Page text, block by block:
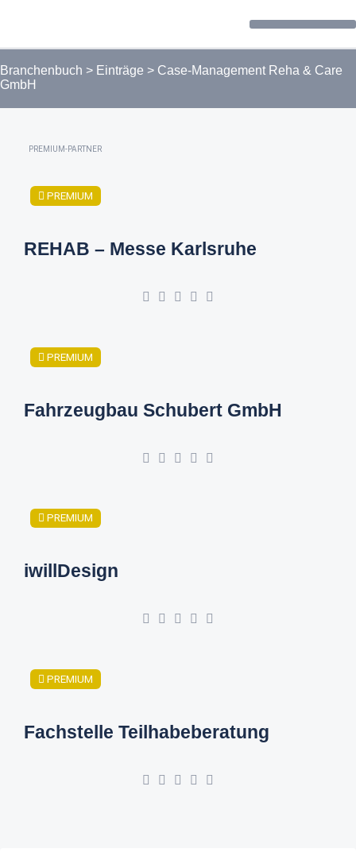
Branchenbuch > Einträge > Case-Management Reha & Care
GmbH
PREMIUM-PARTNER
PREMIUM
REHAB – Messe Karlsruhe
PREMIUM
Fahrzeugbau Schubert GmbH
PREMIUM
iwillDesign
PREMIUM
Fachstelle Teilhabeberatung